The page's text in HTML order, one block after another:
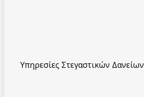
Υπηρεσίες Στεγαστικών Δανείων